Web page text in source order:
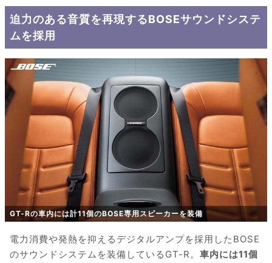
迫力のある音質を再現するBOSEサウンドシステ
ムを採用
GT-Rの車内には計11個のBOSE専用スピーカーを装備
電力消費や発熱を抑えるデジタルアンプを採用したBOSE
のサウンドシステムを装備しているGT-R。 車内には11個